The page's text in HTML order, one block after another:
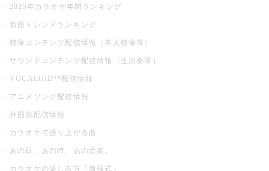
2025年カラオケ年間ランキング
新曲トレンドランキング
映像コンテンツ配信情報（本人映像等）
サウンドコンテンツ配信情報（生演奏等）
VOCALOID™配信情報
アニメソング配信情報
外国曲配信情報
カラオケで盛り上がる曲
あの日、あの時、あの音楽。
カラオケの楽しみ方『新様式』